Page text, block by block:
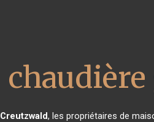
Creutzwald, les propriétaires de